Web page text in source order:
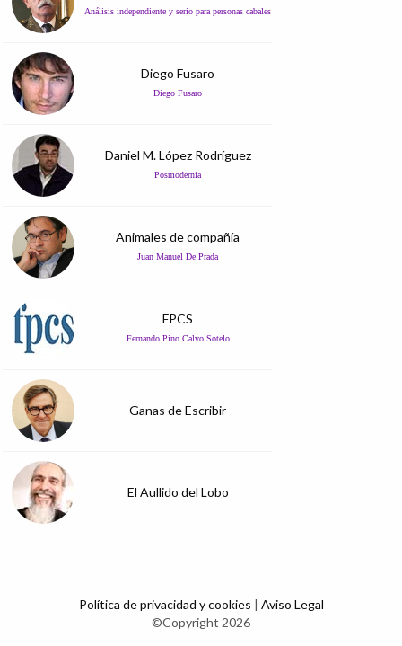
Análisis independiente y serio para personas cabales
Diego Fusaro
Diego Fusaro
Daniel M. López Rodríguez
Posmodernia
Animales de compañía
Juan Manuel De Prada
FPCS
Fernando Pino Calvo Sotelo
Ganas de Escribir
El Aullido del Lobo
Política de privacidad y cookies | Aviso Legal
©Copyright 2026